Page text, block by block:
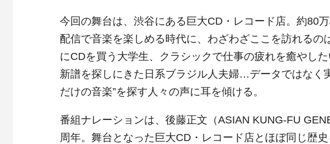
今回の舞台は、渋谷にある巨大CD・レコード店。約80
配信で音楽を楽しめる時代に、わざわざここを訪れる
にCDを買う大学生、クラシックで仕事の疲れを癒やし
新譜を探しにきた日系ブラジル人夫婦…データではなく
だけの音楽”を探す人々の声に耳を傾ける。
番組ナレーションは、後藤正文（ASIAN KUNG-FU
周年。舞台となった巨大CD・レコード店とほぼ同じ歴